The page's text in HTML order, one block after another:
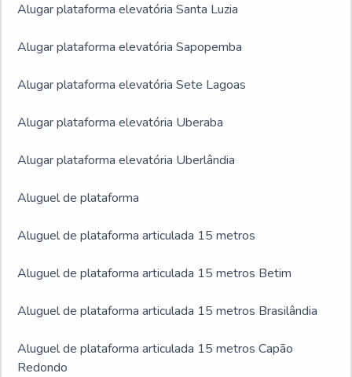
Alugar plataforma elevatória Santa Luzia
Alugar plataforma elevatória Sapopemba
Alugar plataforma elevatória Sete Lagoas
Alugar plataforma elevatória Uberaba
Alugar plataforma elevatória Uberlândia
Aluguel de plataforma
Aluguel de plataforma articulada 15 metros
Aluguel de plataforma articulada 15 metros Betim
Aluguel de plataforma articulada 15 metros Brasilândia
Aluguel de plataforma articulada 15 metros Capão
Redondo